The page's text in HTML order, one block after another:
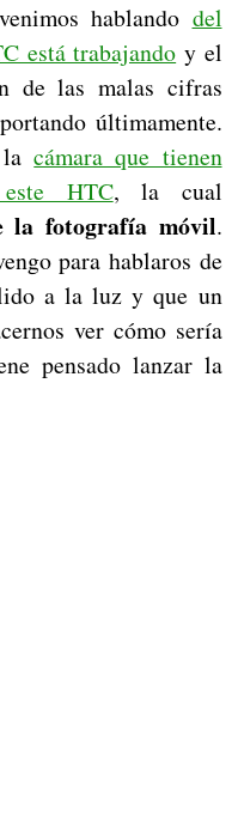
hablando del
está trabajando y el
de las malas cifras
últimamente.
lacámara que tienen
HTC, la cual
la fotografía móvil.
para hablaros de
a la luz y que un
ver cómo sería
pensado lanzar la